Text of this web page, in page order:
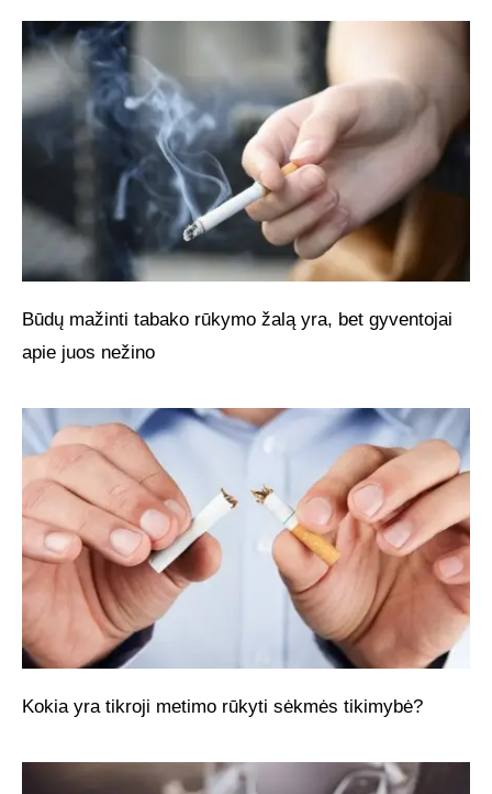
Būdų mažinti tabako rūkymo žalą yra, bet gyventojai
apie juos nežino
Kokia yra tikroji metimo rūkyti sėkmės tikimybė?